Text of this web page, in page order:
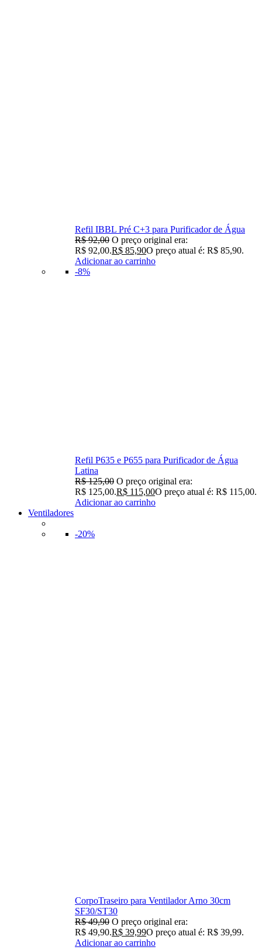
Refil IBBL Pré C+3 para Purificador de Água
R$92,00 O preço original era:
R$ 92,00.R$ 85,90O preço atual é: R$ 85,90.
Adicionar ao carrinho
-8%
Refil P635 e P655 para Purificador de Água
Latina
R$125,00 O preço original era:
R$ 125,00.R$ 115,00O preço atual é: R$ 115,00.
Adicionar ao carrinho
Ventiladores
-20%
CorpoTraseiro para Ventilador Arno 30cm
SF30/ST30
R$49,90 O preço original era:
R$ 49,90.R$ 39,99O preço atual é: R$ 39,99.
Adicionar ao carrinho